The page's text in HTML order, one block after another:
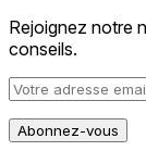
Rejoignez notre
conseils.